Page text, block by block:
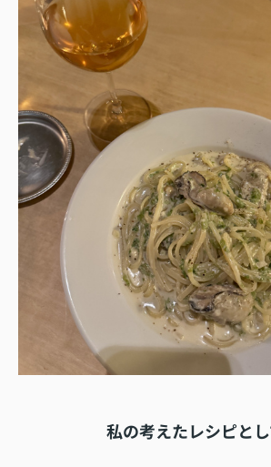
私の考えたレシピと